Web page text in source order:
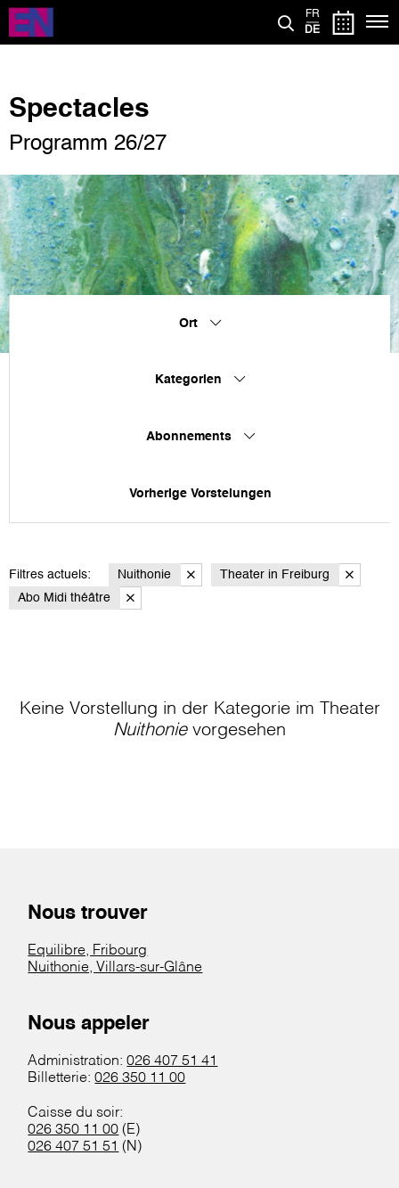
Direkt
zum
Inhalt
FR
DE
Spectacles
Programm 26/27
Ort
Kategorien
Abonnements
Vorherige Vorstelungen
Filtres actuels: Nuithonie
Theater in Freiburg
Abo Midi théâtre
Keine Vorstellung in der Kategorie im Theater
Nuithonievorgesehen
Nous trouver
Equilibre, Fribourg
Nuithonie, Villars-sur-Glâne
Nous appeler
Administration:026 407 51 41
Billetterie:026 350 11 00
Caisse du soir:
026 350 11 00 (E)
026 407 51 51 (N)